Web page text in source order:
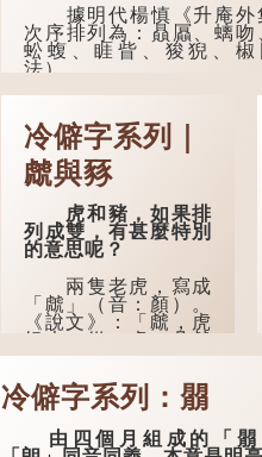
草木昆蟲。」
到了一百歲呢？
那麼就可以稱為
禮上》：「百年曰期
頤。」鄭玄註：
「期，猶要也；頤，
養也。不知衣服食
味，孝子要盡養道...
據明代楊慎《升庵外
次序排列為：贔屭、螭吻
蚣蝮、睚眥、狻猊、
法）。
形像龜，因為能負重，多
冷僻字系列｜
虤與豩
虎和豬，如果排
列成雙，有甚麼特別
的意思呢？
兩隻老虎，寫成
「虤」（音：顏）。
《說文》：「虤，虎
怒也。從二虎。凡虤
之屬皆從虤。」代表
人詩中亦有「求閑未
得閑，眾誚瞋虤虤」
之句，意思是眾人的
譏諷讓人怒目而視。
冷僻字系列：朤
由四個月組成的「朤